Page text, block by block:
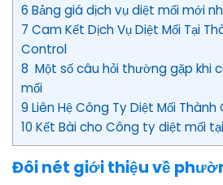
6 Bảng giá dịch vụ diệt mối mới
7 Cam Kết Dịch Vụ Diệt Mối Tại
Control
8 Một số câu hỏi thường gặp khi
mối
9 Liên Hệ Công Ty Diệt Mối
10 Kết Bài cho Công ty diệt mối
Đôi nét giới thiệu về